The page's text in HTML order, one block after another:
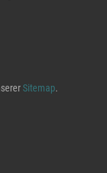
Sitemap.